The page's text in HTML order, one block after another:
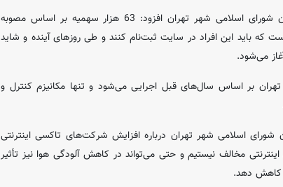
رئیس کمیسیون حمل‌ونقل و عمران شورای اسلامی شهر تهران افزود: 63 هزار سهمیه بر اساس مصوبه
که باید این افراد در سایت ثبت‌نام کنند و طی روزهای آینده و شاید
می‌شود.
بر اساس سال‌های قبل اجرایی می‌شود و تنها مکانیزم کنترل و
اسلامی شهر تهران درباره افزایش شرکت‌های تاکسی اینترنتی
مخالف نیستیم و حتی می‌تواند در کاهش آلودگی هوا نیز تأثیر
کاهش دهد.